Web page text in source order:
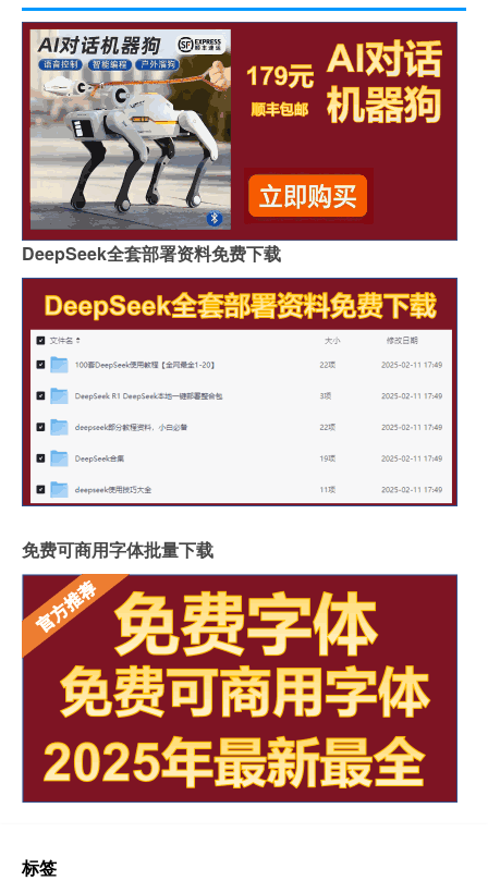
DeepSeek全套部署资料免费下载
免费可商用字体批量下载
标签